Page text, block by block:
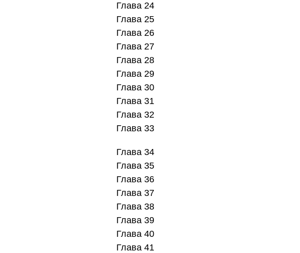
Глава 24
Глава 25
Глава 26
Глава 27
Глава 28
Глава 29
Глава 30
Глава 31
Глава 32
Глава 33
Глава 34
Глава 35
Глава 36
Глава 37
Глава 38
Глава 39
Глава 40
Глава 41